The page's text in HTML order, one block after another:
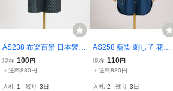
AS238 布楽百景 日本製
総柄 和柄 ハイネック オ
ーバーサイズ プルオーバ
現在 100円
＋送料880円
入札 1 残り 3日
AS258 藍染 刺し子 花柄
刺繍 シャツワンピース チ
ュニック ワンピース イン
現在 110円
＋送料880円
入札 2 残り 3日